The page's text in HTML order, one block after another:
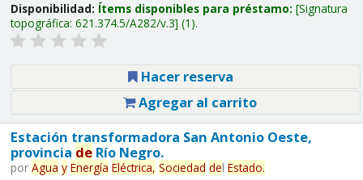
Disponibilidad: Ítems disponibles para préstamo: Signatura
topográfica: 621.374.5/A282/v.3 (1).
Hacer reserva
Agregar al carrito
Estación transformadora San Antonio Oeste,
provincia deRío Negro.
por Agua y Energía Eléctrica, Sociedad del Estado.